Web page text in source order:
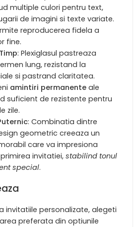
multiple culori pentru text,
de imagini si texte variate.
reproducerea fidela a
fine.
: Plexiglasul pastreaza
lung, rezistand la
si pastrand claritatea.
amintiri permanente ale
suficient de rezistente pentru
zile.
: Combinatia dintre
geometric creeaza un
care va impresiona
invitatiei, stabilind tonul
special.
invitatiile personalizate, alegeti
preferata din optiunile